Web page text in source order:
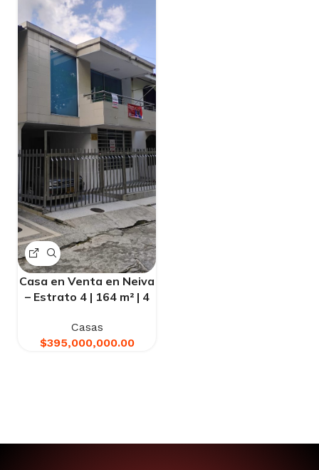
Casa en Venta en Neiva
– Estrato 4 | 164 m² | 4
$355.000.000
Casas
$395,000,000.00